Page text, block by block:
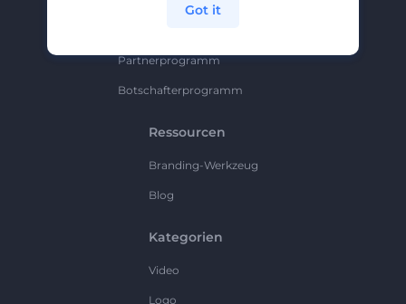
Partnerprogramm
Botschafterprogramm
Ressourcen
Branding-Werkzeug
Blog
Kategorien
Video
Logo
Got it